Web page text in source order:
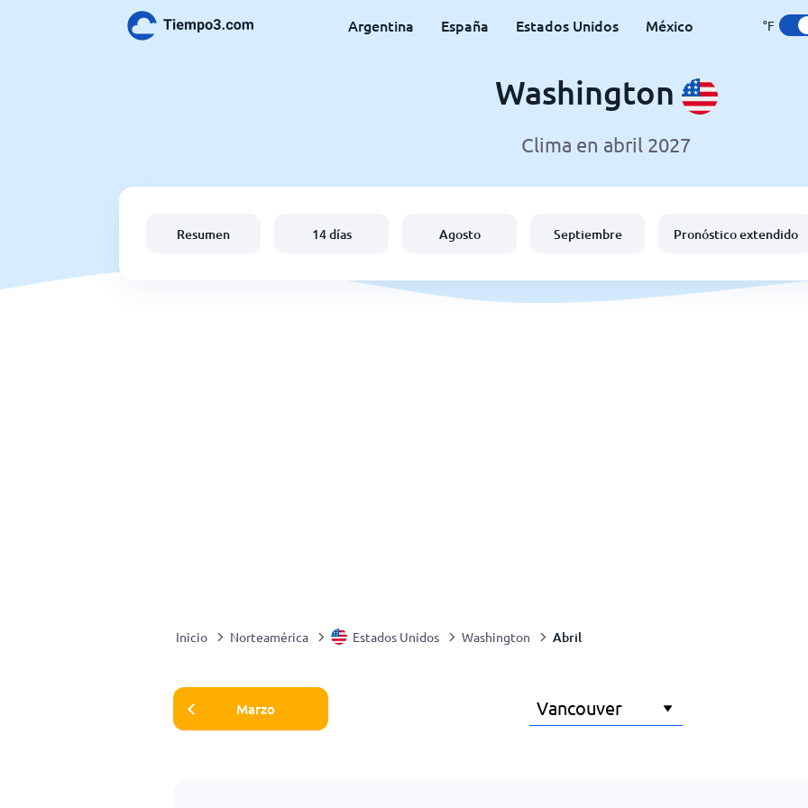
Argentina España Estados Unidos México °F
Washington
Clima en abril 2027
Resumen 14 días Agosto Septiembre Pronóstico extendido
Inicio Norteamérica Estados Unidos Washington Abril
Marzo